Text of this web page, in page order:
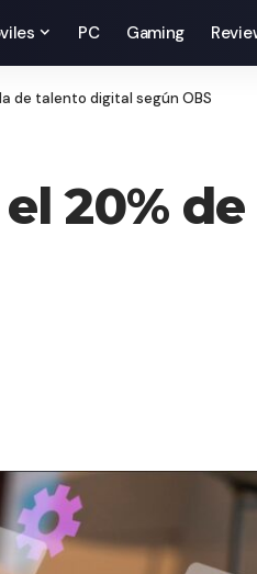
PC Gaming
de talento digital según OBS
20%